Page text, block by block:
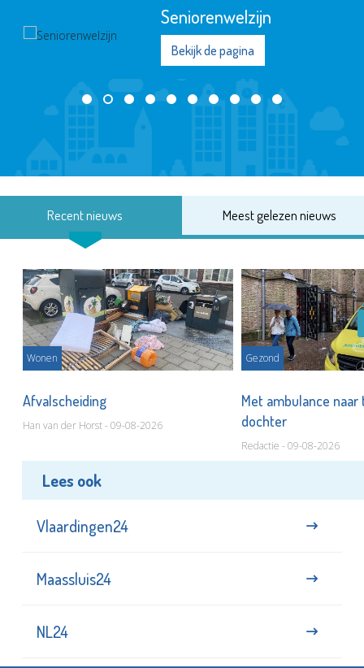
Seniorenwelzijn
Bekijk de pagina
Recent nieuws Meest gelezen nieuws
Wonen
Afvalscheiding
Han van der Horst - 09-08-2026
Gezond
Met ambulance
dochter
Redactie - 09-08-2026
Lees ook
Vlaardingen24
Maassluis24
NL24